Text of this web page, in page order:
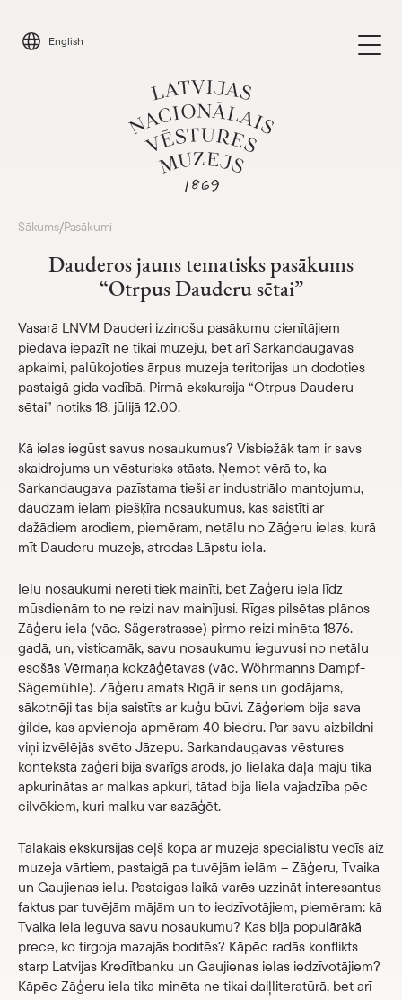
content
English
Apmeklēt
Kalendārs
Par mums
Skolām
eMuzejs
Lasi viegli
Sākums/Pasākumi
Dauderos jauns tematisks pasākums
“Otrpus Dauderu sētai”
Vasarā LNVM Dauderi izzinošu pasākumu cienītājiem
piedāvā iepazīt ne tikai muzeju, bet arī Sarkandaugavas
apkaimi, palūkojoties ārpus muzeja teritorijas un dodoties
pastaigā gida vadībā. Pirmā ekskursija “Otrpus Dauderu
sētai” notiks 18. jūlijā 12.00.
Kā ielas iegūst savus nosaukumus? Visbiežāk tam ir savs
skaidrojums un vēsturisks stāsts. Ņemot vērā to, ka
Sarkandaugava pazīstama tieši ar industriālo mantojumu,
daudzām ielām piešķīra nosaukumus, kas saistīti ar
dažādiem arodiem, piemēram, netālu no Zāģeru ielas, kurā
mīt Dauderu muzejs, atrodas Lāpstu iela.
Ielu nosaukumi nereti tiek mainīti, bet Zāģeru iela līdz
mūsdienām to ne reizi nav mainījusi. Rīgas pilsētas plānos
Zāģeru iela (vāc. Sägerstrasse) pirmo reizi minēta 1876.
gadā, un, visticamāk, savu nosaukumu ieguvusi no netālu
esošās Vērmaņa kokzāģētavas (vāc. Wöhrmanns Dampf-
Sägemühle). Zāģeru amats Rīgā ir sens un godājams,
sākotnēji tas bija saistīts ar kuģu būvi. Zāģeriem bija sava
ģilde, kas apvienoja apmēram 40 biedru. Par savu aizbildni
viņi izvēlējās svēto Jāzepu. Sarkandaugavas vēstures
kontekstā zāģeri bija svarīgs arods, jo lielākā daļa māju tika
apkurinātas ar malkas apkuri, tātad bija liela vajadzība pēc
cilvēkiem, kuri malku var sazāģēt.
Tālākais ekskursijas ceļš kopā ar muzeja speciālistu vedīs aiz
muzeja vārtiem, pastaigā pa tuvējām ielām – Zāģeru, Tvaika
un Gaujienas ielu. Pastaigas laikā varēs uzzināt interesantus
faktus par tuvējām mājām un to iedzīvotājiem, piemēram: kā
Tvaika iela ieguva savu nosaukumu? Kas bija populārākā
prece, ko tirgoja mazajās bodītēs? Kāpēc radās konflikts
starp Latvijas Kredītbanku un Gaujienas ielas iedzīvotājiem?
Kāpēc Zāģeru iela tika minēta ne tikai daiļliteratūrā, bet arī